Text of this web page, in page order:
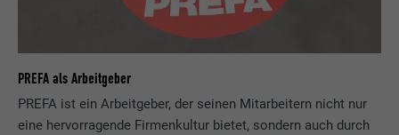
PREFA als Arbeitgeber
PREFA ist ein Arbeitgeber, der seinen Mitarbeitern nicht nur
eine hervorragende Firmenkultur bietet, sondern auch durch